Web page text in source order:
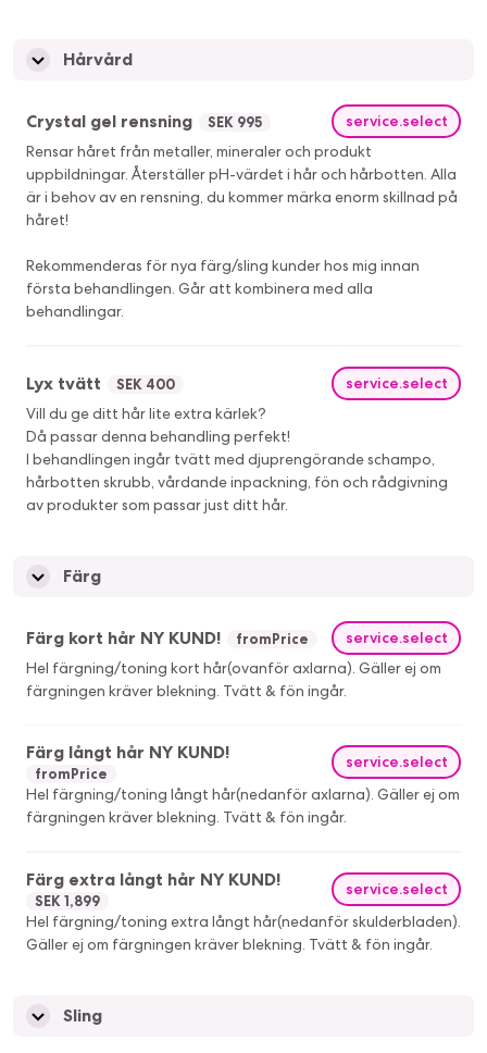
Hårvård
Crystal gel rensning SEK 995
service.select
Rensar håret från metaller, mineraler och produkt
uppbildningar. Återställer pH-värdet i hår och hårbotten. Alla
är i behov av en rensning, du kommer märka enorm skillnad på
håret!
Rekommenderas för nya färg/sling kunder hos mig innan
första behandlingen. Går att kombinera med alla
behandlingar.
Lyx tvätt SEK 400
service.select
Vill du ge ditt hår lite extra kärlek?
Då passar denna behandling perfekt!
I behandlingen ingår tvätt med djuprengörande schampo,
hårbotten skrubb, vårdande inpackning, fön och rådgivning
av produkter som passar just ditt hår.
Färg
Färg kort hår NY KUND! fromPrice
service.select
Hel färgning/toning kort hår(ovanför axlarna). Gäller ej om
färgningen kräver blekning. Tvätt & fön ingår.
Färg långt hår NY KUND!
fromPrice
service.select
Hel färgning/toning långt hår(nedanför axlarna). Gäller ej om
färgningen kräver blekning. Tvätt & fön ingår.
Färg extra långt hår NY KUND!
SEK 1,899
service.select
Hel färgning/toning extra långt hår(nedanför skulderbladen).
Gäller ej om färgningen kräver blekning. Tvätt & fön ingår.
Sling